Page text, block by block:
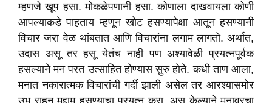
म्हणजे खूप हसा. मोकळेपणानी हसा. कोणाला दाखवायला कोणी
आपल्याकडे पाहताय म्हणून खोट हसण्यापेक्षा आतून हसण्यानी
विचार जरा वेळ थांबतात आणि विचारांना लगाम लागतो. अर्थात,
उदास असू तर हसू येतंच नाही पण अश्यावेळी प्रयत्नपूर्वक
हसल्याने मन परत उत्साहित होण्यास सुरु होते. कधी ताण आला,
मनात नकारात्मक विचारांची गर्दी झाली असेल तर आरश्यासमोर
उभ राहून मुद्दाम हसण्याचा प्रयत्न करा. अस केल्याने मनावरचा